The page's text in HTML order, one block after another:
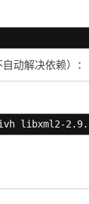
动解决依赖）：
libxml2-